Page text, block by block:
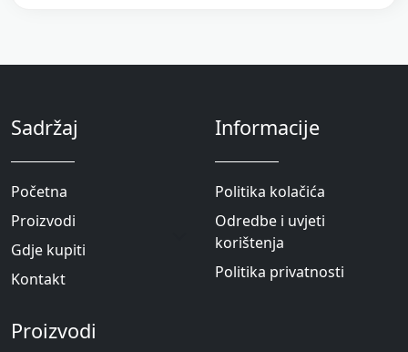
Sadržaj
Početna
Proizvodi
Gdje kupiti
Kontakt
Informacije
Politika kolačića
Odredbe i uvjeti
korištenja
Politika privatnosti
Proizvodi